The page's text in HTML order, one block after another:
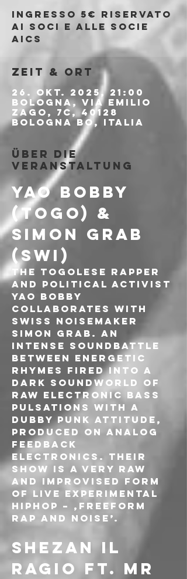
Ingresso 5€ riservato
ai soci e alle socie
AICS
Zeit & Ort
26. Okt. 2025, 21:00
Bologna, Via Emilio
Zago, 7c, 40128
Bologna BO, Italia
Über die
Veranstaltung
YAO BOBBY
(TOGO) &
SIMON GRAB
(SWI)
The togolese Rapper
and political activist
Yao Bobby
collaborates with
swiss noisemaker
Simon Grab. An
intense soundbattle
between energetic
rhymes fired into a
dark soundworld of
raw electronic bass
pulsations with a
dubby punk attitude,
produced on analog
feedback
electronics. Their
show is a very raw
and improvised form
of live experimental
hiphop – ‚Freeform
Rap and Noise’.
SHEZAN IL
RAGIO FT. MR